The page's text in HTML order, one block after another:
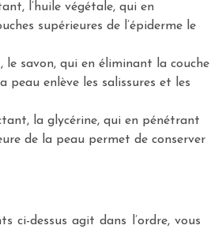
l’huile végétale, qui en
supérieures de l’épiderme le
le savon, qui en éliminant la couche
peau enlève les salissures et les
la glycérine, qui en pénétrant
de la peau permet de conserver
ci-dessus agit dans l’ordre, vous